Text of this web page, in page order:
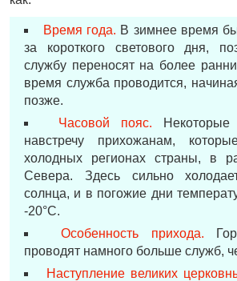
Время года. В зимнее время
за короткого светового дня,
службу переносят на более
время служба проводится,
позже.
Часовой пояс. Некоторые
навстречу прихожанам,
холодных регионах страны, в
Севера. Здесь сильно
солнца, и в погожие дни
-20°С.
Особенность прихода.
проводят намного больше служб,
Наступление великих